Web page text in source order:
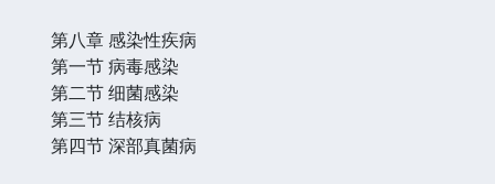
第八章 感染性疾病
第一节 病毒感染
第二节 细菌感染
第三节 结核病
第四节 深部真菌病